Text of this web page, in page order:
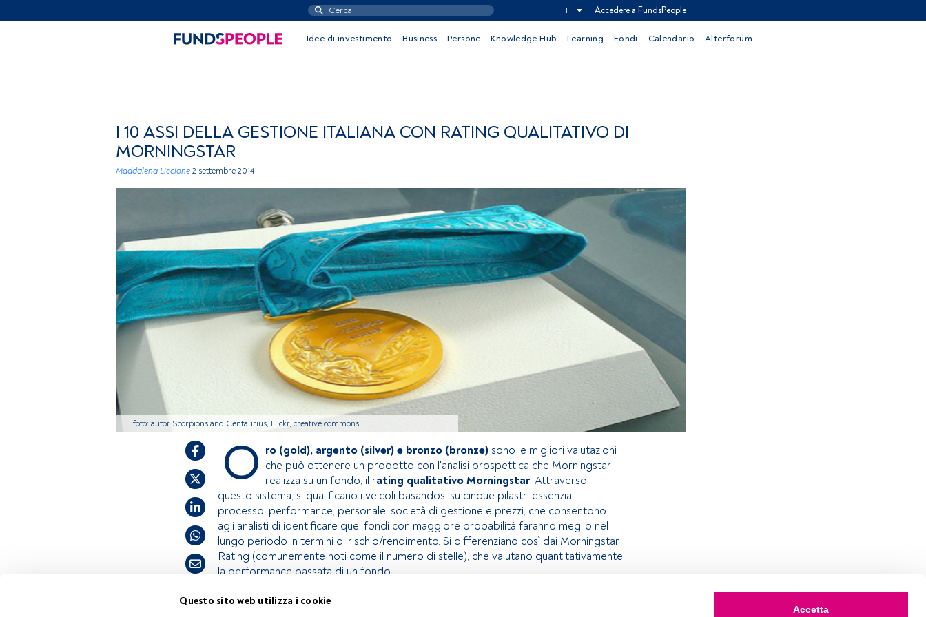
Questo sito web utilizza i cookie
Accetta
IT Accedere a FundsPeople
Idee di investimento Business Persone Knowledge Hub Learning Fondi Calendario Alterforum
I 10 ASSI DELLA GESTIONE ITALIANA CON RATING QUALITATIVO DI
MORNINGSTAR
Maddalena Liccione 2 settembre 2014
foto: autor Scorpions and Centaurius, Flickr, creative commons
O ro (gold), argento (silver) e bronzo (bronze) sono le migliori valutazioni
che può ottenere un prodotto con l'analisi prospettica che Morningstar
realizza su un fondo, il rating qualitativo Morningstar. Attraverso
questo sistema, si qualificano i veicoli basandosi su cinque pilastri essenziali:
processo, performance, personale, società di gestione e prezzi, che consentono
agli analisti di identificare quei fondi con maggiore probabilità faranno meglio nel
lungo periodo in termini di rischio/rendimento. Si differenziano così dai Morningstar
Rating (comunemente noti come il numero di stelle), che valutano quantitativamente
la performance passata di un fondo.